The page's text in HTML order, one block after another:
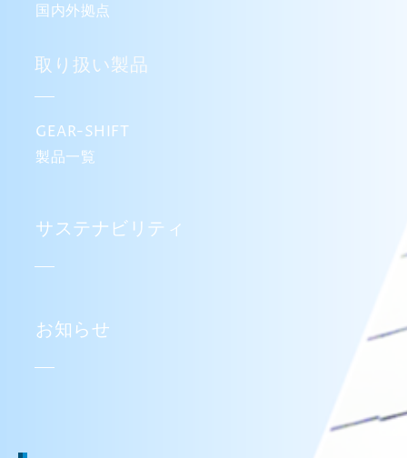
国内外拠点
取り扱い製品
GEAR-SHIFT
製品一覧
サステナビリティ
お知らせ